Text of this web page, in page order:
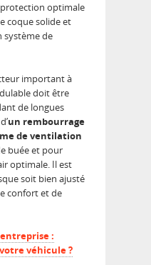
optimale
coque solide et
système de
important à
doit être
de longues
un rembourrage
de ventilation
buée et pour
optimale. Il est
soit bien ajusté
confort et de
:
véhicule ?